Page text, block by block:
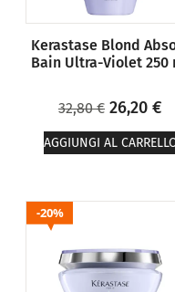
Kerastase Blond
Bain Ultra-Violet 250
32,80€ 26,20 €
AGGIUNGI AL
20%